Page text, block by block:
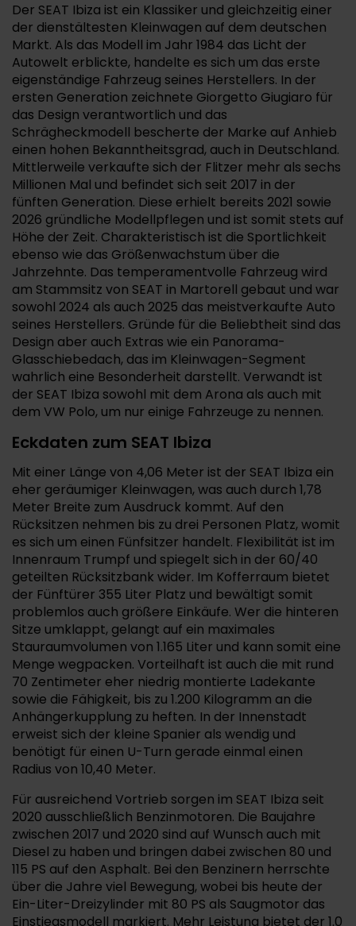
Der SEAT Ibiza ist ein Klassiker und gleichzeitig einer
der dienstältesten Kleinwagen auf dem deutschen
Markt. Als das Modell im Jahr 1984 das Licht der
Autowelt erblickte, handelte es sich um das erste
eigenständige Fahrzeug seines Herstellers. In der
ersten Generation zeichnete Giorgetto Giugiaro für
das Design verantwortlich und das
Schrägheckmodell bescherte der Marke auf Anhieb
einen hohen Bekanntheitsgrad, auch in Deutschland.
Mittlerweile verkaufte sich der Flitzer mehr als sechs
Millionen Mal und befindet sich seit 2017 in der
fünften Generation. Diese erhielt bereits 2021 sowie
2026 gründliche Modellpflegen und ist somit stets auf
Höhe der Zeit. Charakteristisch ist die Sportlichkeit
ebenso wie das Größenwachstum über die
Jahrzehnte. Das temperamentvolle Fahrzeug wird
am Stammsitz von SEAT in Martorell gebaut und war
sowohl 2024 als auch 2025 das meistverkaufte Auto
seines Herstellers. Gründe für die Beliebtheit sind das
Design aber auch Extras wie ein Panorama-
Glasschiebedach, das im Kleinwagen-Segment
wahrlich eine Besonderheit darstellt. Verwandt ist
der SEAT Ibiza sowohl mit dem Arona als auch mit
dem VW Polo, um nur einige Fahrzeuge zu nennen.
Eckdaten zum SEAT Ibiza
Mit einer Länge von 4,06 Meter ist der SEAT Ibiza ein
eher geräumiger Kleinwagen, was auch durch 1,78
Meter Breite zum Ausdruck kommt. Auf den
Rücksitzen nehmen bis zu drei Personen Platz, womit
es sich um einen Fünfsitzer handelt. Flexibilität ist im
Innenraum Trumpf und spiegelt sich in der 60/40
geteilten Rücksitzbank wider. Im Kofferraum bietet
der Fünftürer 355 Liter Platz und bewältigt somit
problemlos auch größere Einkäufe. Wer die hinteren
Sitze umklappt, gelangt auf ein maximales
Stauraumvolumen von 1.165 Liter und kann somit eine
Menge wegpacken. Vorteilhaft ist auch die mit rund
70 Zentimeter eher niedrig montierte Ladekante
sowie die Fähigkeit, bis zu 1.200 Kilogramm an die
Anhängerkupplung zu heften. In der Innenstadt
erweist sich der kleine Spanier als wendig und
benötigt für einen U-Turn gerade einmal einen
Radius von 10,40 Meter.
Für ausreichend Vortrieb sorgen im SEAT Ibiza seit
2020 ausschließlich Benzinmotoren. Die Baujahre
zwischen 2017 und 2020 sind auf Wunsch auch mit
Diesel zu haben und bringen dabei zwischen 80 und
115 PS auf den Asphalt. Bei den Benzinern herrschte
über die Jahre viel Bewegung, wobei bis heute der
Ein-Liter-Dreizylinder mit 80 PS als Saugmotor das
Einstiegsmodell markiert. Mehr Leistung bietet der 1.0